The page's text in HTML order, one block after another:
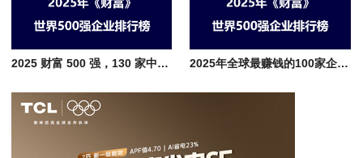
2025 财富 500 强，130 家中国企业的行业亮点与商业新势力 2025年全球最赚钱的100家企业名单，沙特阿美盈利最强，中美巨头各显风采